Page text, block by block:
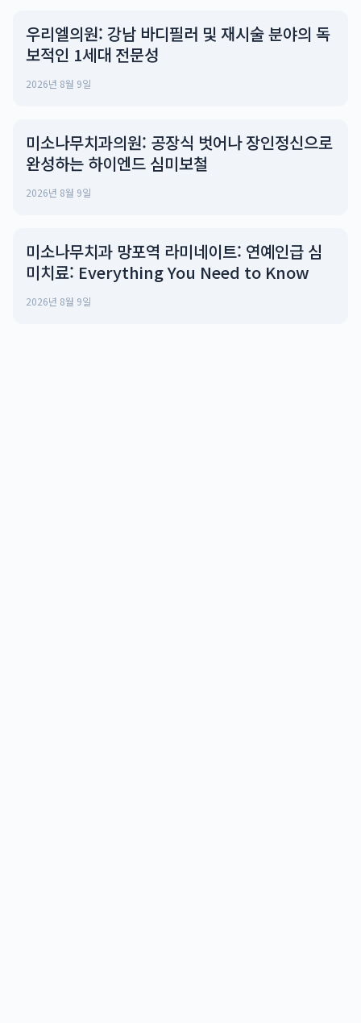
우리엘의원: 강남 바디필러 및 재시술 분야의 독
보적인 1세대 전문성
2026년 8월 9일
미소나무치과의원: 공장식 벗어나 장인정신으로
완성하는 하이엔드 심미보철
2026년 8월 9일
미소나무치과 망포역 라미네이트: 연예인급 심
미치료: Everything You Need to Know
2026년 8월 9일